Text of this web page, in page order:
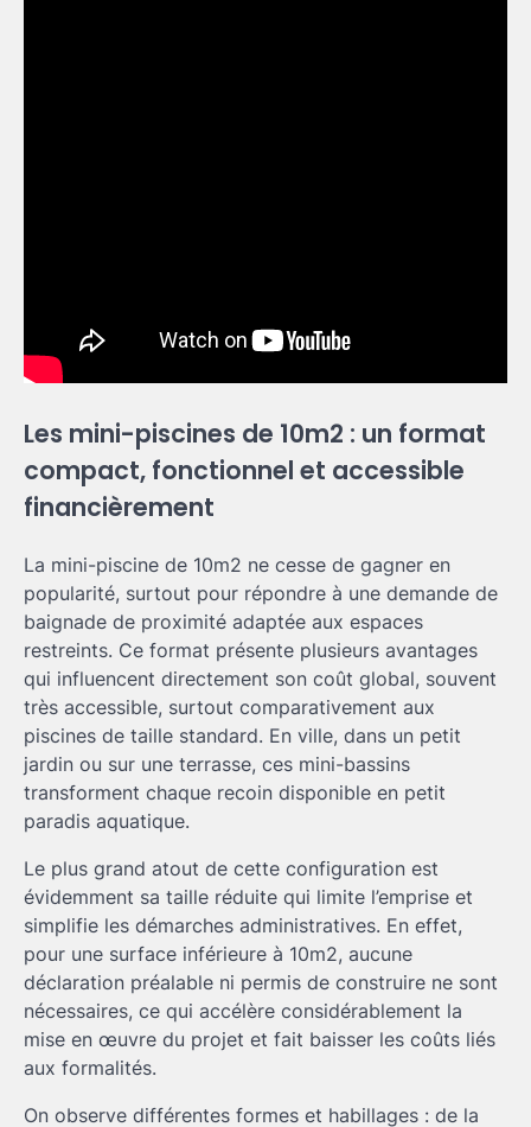
Les mini-piscines de 10m2 : un format
compact, fonctionnel et accessible
financièrement
La mini-piscine de 10m2 ne cesse de gagner en
popularité, surtout pour répondre à une demande de
baignade de proximité adaptée aux espaces
restreints. Ce format présente plusieurs avantages
qui influencent directement son coût global, souvent
très accessible, surtout comparativement aux
piscines de taille standard. En ville, dans un petit
jardin ou sur une terrasse, ces mini-bassins
transforment chaque recoin disponible en petit
paradis aquatique.
Le plus grand atout de cette configuration est
évidemment sa taille réduite qui limite l’emprise et
simplifie les démarches administratives. En effet,
pour une surface inférieure à 10m2, aucune
déclaration préalable ni permis de construire ne sont
nécessaires, ce qui accélère considérablement la
mise en œuvre du projet et fait baisser les coûts liés
aux formalités.
On observe différentes formes et habillages : de la